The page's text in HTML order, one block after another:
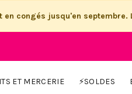
en congés jusqu'en
ET MERCERIE ⚡SOLDES